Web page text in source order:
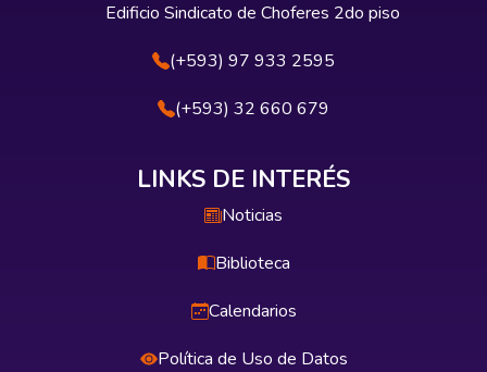
Edificio Sindicato de Choferes 2do piso
(+593) 97 933 2595
(+593) 32 660 679
LINKS DE INTERÉS
Noticias
Biblioteca
Calendarios
Política de Uso de Datos